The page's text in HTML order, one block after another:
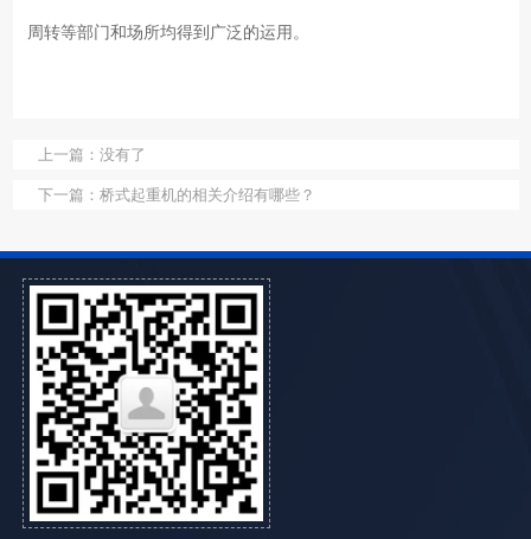
周转等部门和场所均得到广泛的运用。
上一篇： 没有了
下一篇： 桥式起重机的相关介绍有哪些？